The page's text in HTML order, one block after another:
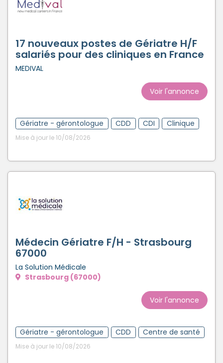
17 nouveaux postes de Gériatre H/F
salariés pour des cliniques en France
MEDIVAL
Voir l'annonce
Gériatre - gérontologue CDD CDI Clinique
Mise à jour le 10/08/2026
Médecin Gériatre F/H - Strasbourg
67000
La Solution Médicale
Strasbourg (67000)
Voir l'annonce
Gériatre - gérontologue CDD Centre de santé
Mise à jour le 10/08/2026